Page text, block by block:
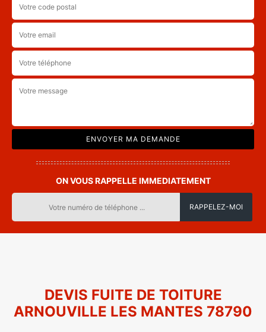
ON VOUS RAPPELLE IMMEDIATEMENT
DEVIS FUITE DE TOITURE
ARNOUVILLE LES MANTES 78790